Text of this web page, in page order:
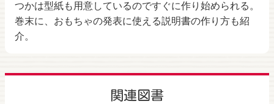
つかは型紙も用意しているのですぐに作り始められる。
巻末に、おもちゃの発表に使える説明書の作り方も紹
介。
関連図書